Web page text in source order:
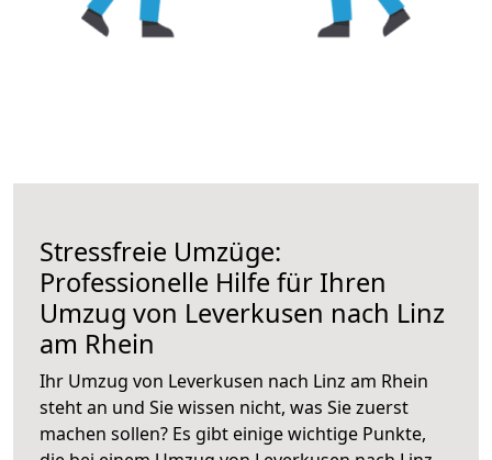
Stressfreie Umzüge:
Professionelle Hilfe für Ihren
Umzug von Leverkusen nach Linz
am Rhein
Ihr Umzug von Leverkusen nach Linz am Rhein
steht an und Sie wissen nicht, was Sie zuerst
machen sollen? Es gibt einige wichtige Punkte,